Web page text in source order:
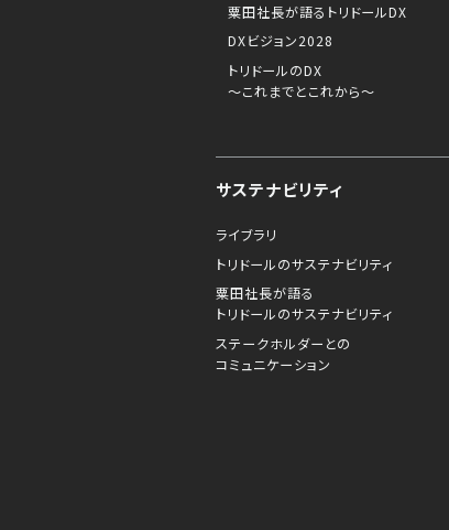
粟田社長が語るトリドールDX
DXビジョン2028
トリドールのDX
～これまでとこれから～
サステナビリティ
ライブラリ
トリドールのサステナビリティ
粟田社長が語る
トリドールのサステナビリティ
ステークホルダーとの
コミュニケーション